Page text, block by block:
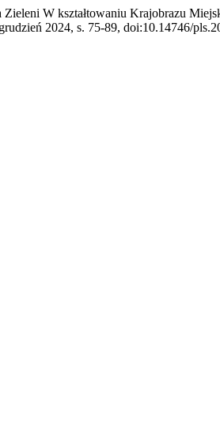
W kształtowaniu Krajobrazu
2024, s. 75-89, doi:10.14746/